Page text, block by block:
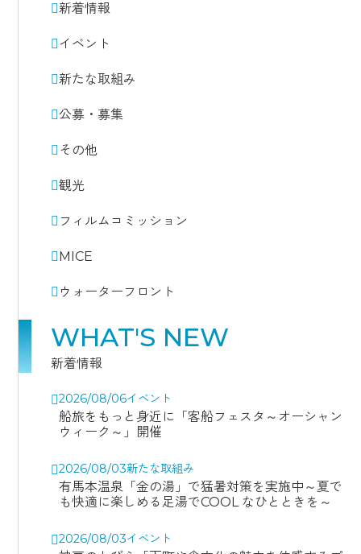
新着情報
イベント
新たな取組み
公募・募集
その他
観光
フィルムコミッション
MICE
ウォーターフロント
WHAT'S NEW
新着情報
2026/08/06イベント
船旅をもっと身近に「客船フェスタ～オーシャン
ウィーク～」開催
2026/08/03新たな取組み
有馬本温泉「金の湯」で猛暑対策を実施中～夏で
も快適に楽しめる足湯でCOOL なひとときを～
2026/08/03イベント